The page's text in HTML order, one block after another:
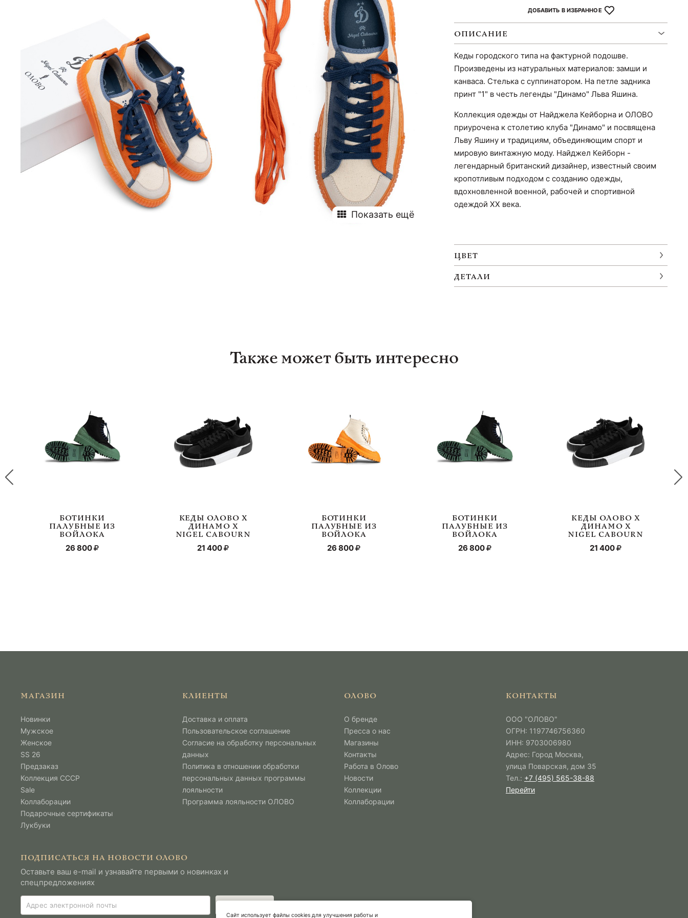
Показать ещё
ДОБАВИТЬ В ИЗБРАННОЕ
ОПИСАНИЕ
Кеды городского типа на фактурной подошве.
Произведены из натуральных материалов: замши и
канваса. Стелька с суппинатором. На петле задника
принт "1" в честь легенды "Динамо" Льва Яшина.
Коллекция одежды от Найджела Кейборна и ОЛОВО
приурочена к столетию клуба "Динамо" и посвящена
Льву Яшину и традициям, объединяющим спорт и
мировую винтажную моду. Найджел Кейборн -
легендарный британский дизайнер, известный своим
кропотливым подходом с созданию одежды,
вдохновленной военной, рабочей и спортивной
одеждой XX века.
ЦВЕТ
ДЕТАЛИ
Также может быть интересно
БОТИНКИ
ПАЛУБНЫЕ ИЗ
ВОЙЛОКА
26 800
КЕДЫ ОЛОВО Х
ДИНАМО Х
NIGEL CABOURN
21 400
БОТИНКИ
ПАЛУБНЫЕ ИЗ
ВОЙЛОКА
26 800
БОТИНКИ
ПАЛУБНЫЕ ИЗ
ВОЙЛОКА
26 800
КЕДЫ ОЛОВО Х
ДИНАМО Х
NIGEL CABOURN
21 400
Сайт использует файлы cookies для улучшения работы и
МАГАЗИН
Новинки
Мужcкое
Женское
SS 26
Предзаказ
Коллекция СССР
Sale
Коллаборации
Подарочные сертификаты
Лукбуки
КЛИЕНТЫ
Доставка и оплата
Пользовательское соглашение
Согласие на обработку персональных
данных
Политика в отношении обработки
персональных данных программы
лояльности
Программа лояльности ОЛОВО
ОЛОВО
О бренде
Пресса о нас
Магазины
Контакты
Работа в Олово
Новости
Коллекции
Коллаборации
КОНТАКТЫ
ООО "ОЛОВО"
ОГРН: 1197746756360
ИНН: 9703006980
Адрес: Город Москва,
улица Поварская, дом 35
Тел.: +7 (495) 565-38-88
Перейти
ПОДПИСАТЬСЯ НА НОВОСТИ ОЛОВО
Оставьте ваш e-mail и узнавайте первыми о новинках и
спецпредложениях